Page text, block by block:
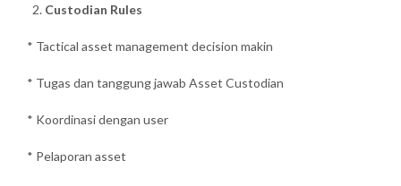
Custodian Rules
* Tactical asset management decision makin
* Tugas dan tanggung jawab Asset Custodian
* Koordinasi dengan user
* Pelaporan asset